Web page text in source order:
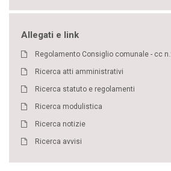
Allegati e link
Regolamento Consiglio comunale - cc
Ricerca atti amministrativi
Ricerca statuto e regolamenti
Ricerca modulistica
Ricerca notizie
Ricerca avvisi